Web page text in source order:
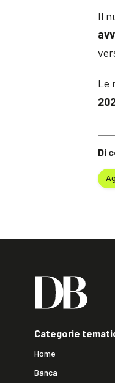
Di
Il
Le
Categorie
Home
Banca